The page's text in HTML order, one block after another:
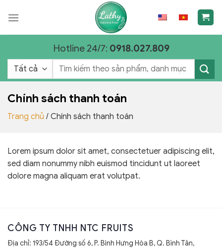
đến
Hotline 24/7: 0918.027.809
Tìm
Chính sách thanh toán
Trang chủ / Chính sách thanh toán
Lorem ipsum dolor sit amet, consectetuer adipiscing elit,
sed diam nonummy nibh euismod tincidunt ut laoreet
dolore magna aliquam erat volutpat.
CÔNG TY TNHH NTC FRUITS
Địa chỉ: 193/54 Đường số 6, P. Bình Hưng Hòa B, Q. Bình Tân,